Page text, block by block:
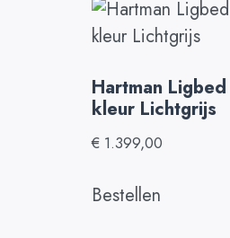
Hartman
kleur Lichtgrijs
€ 1.399,00
Bestellen